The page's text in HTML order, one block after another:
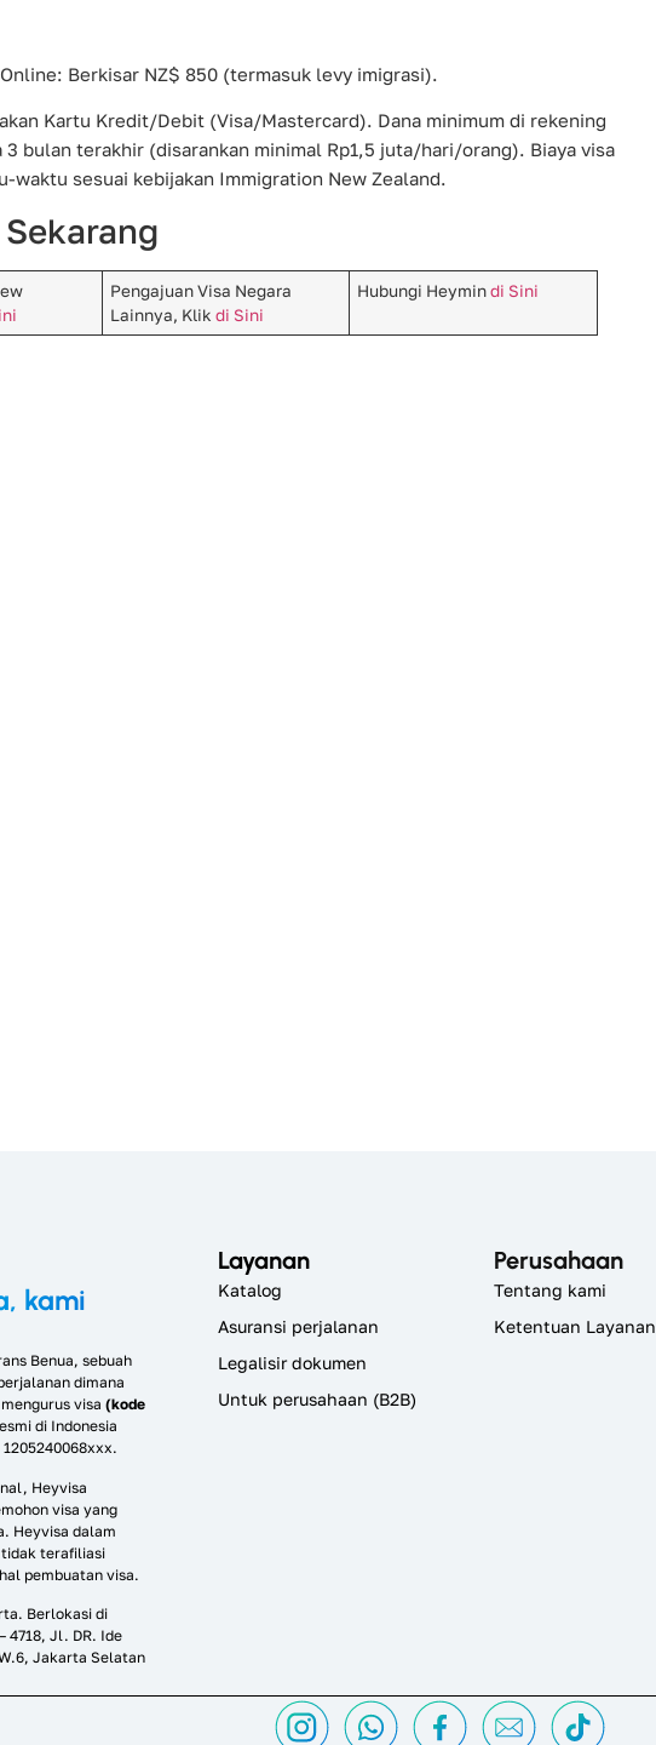
Berkisar NZ$ 850 (termasuk levy imigrasi).
Kartu Kredit/Debit (Visa/Mastercard). Dana minimum di rekening
bulan terakhir (disarankan minimal Rp1,5 juta/hari/orang). Biaya visa
waktu sesuai kebijakan Immigration New Zealand.
Pengajuan Visa Negara
Lainnya, Klikdi Sini
Hubungi Heymindi Sini
kami
Benua, sebuah
dimana
visa (kode
di Indonesia
Heyvisa
visa yang
Heyvisa dalam
tidak terafiliasi
pembuatan visa.
Berlokasi di
4718, Jl. DR. Ide
Jakarta Selatan
Layanan
Katalog
Asuransi perjalanan
Legalisir dokumen
Untuk perusahaan (B2B)
Perusahaan
Tentang kami
Ketentuan Layanan